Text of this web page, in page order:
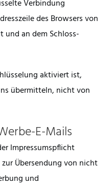
Verbindung
des Browsers von
und an dem Schloss-
aktiviert ist,
übermitteln, nicht von
E-Mails
Impressumspflicht
Übersendung von nicht
und